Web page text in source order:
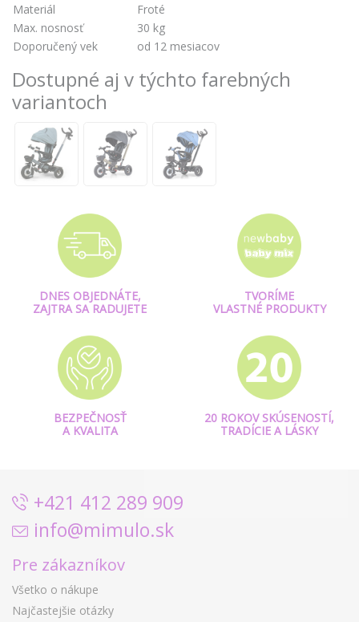
Materiál
Froté
Max. nosnosť
30 kg
Doporučený vek
od 12 mesiacov
Dostupné aj v týchto farebných
variantoch
DNES OBJEDNÁTE,
ZAJTRA SA RADUJETE
TVORÍME
VLASTNÉ PRODUKTY
BEZPEČNOSŤ
A KVALITA
20 ROKOV SKÚSENOSTÍ,
TRADÍCIE A LÁSKY
+421 412 289 909
info@mimulo.sk
Pre zákazníkov
Všetko o nákupe
Najčastejšie otázky